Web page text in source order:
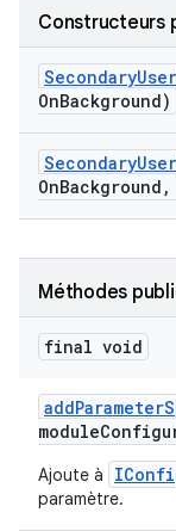
Constructeurs
SecondaryUser
OnBackground)
SecondaryUser
OnBackground ,
Méthodes
final void
addParameter
module
Ajoute à
paramètre.